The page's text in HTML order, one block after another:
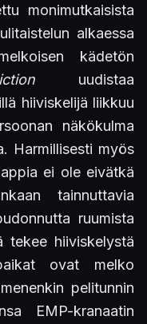
monimutkaisista
alkaessa
kädetön
uudistaa
hiiviskelijä liikkuu
näkökulma
Harmillisesti myös
ei ole eivätkä
tainnuttavia
ruumista
tekee hiiviskelystä
ovat melko
pelitunnin
EMP-kranaatin